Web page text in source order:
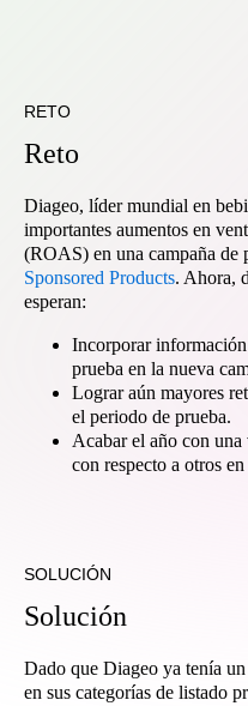
RETO
Reto
Diageo, líder mundial en
importantes aumentos en
(ROAS) en una campaña de
Sponsored Products. Ahora,
esperan:
Incorporar
prueba en la nueva
Lograr aún mayores
el periodo de prueba.
Acabar el año con
con respecto a otros en
SOLUCIÓN
Solución
Dado que Diageo ya tenía
en sus categorías de listado